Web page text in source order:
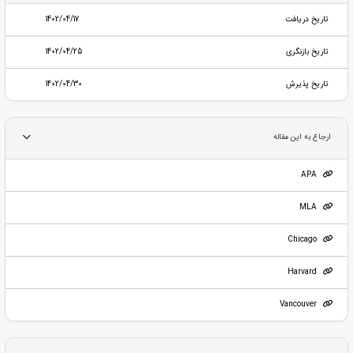
تاریخ دریافت 1402/04/17
تاریخ بازنگری 1402/04/25
تاریخ پذیرش 1402/04/30
ارجاع به این مقاله
APA
MLA
Chicago
Vancouver